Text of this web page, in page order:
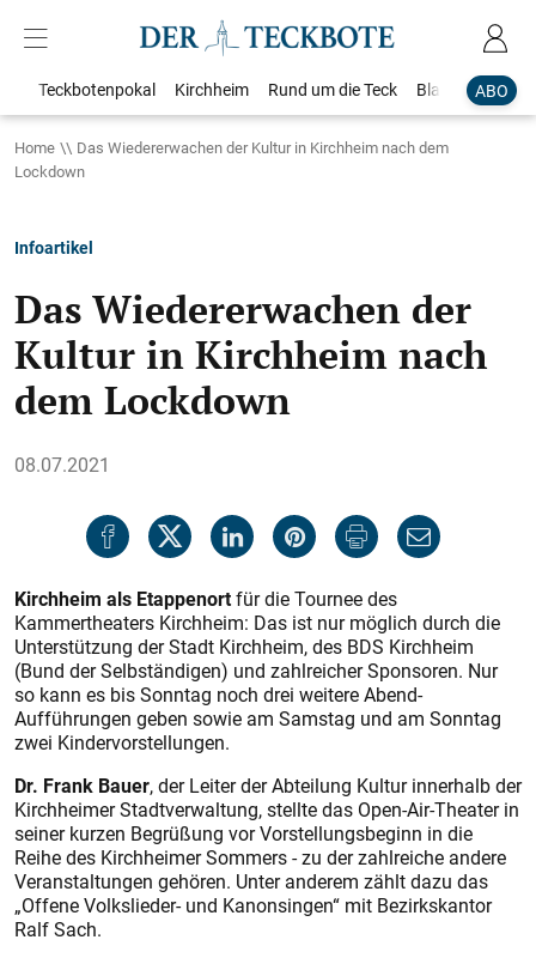
ABO
Teckbotenpokal Kirchheim Rund um die Teck Blaulicht
Home
Das Wiedererwachen der Kultur in Kirchheim nach dem
Lockdown
Infoartikel
Das Wiedererwachen der
Kultur in Kirchheim nach
dem Lockdown
08.07.2021
Kirchheim als Etappenortfür die Tournee des
Kammertheaters Kirchheim: Das ist nur möglich durch die
Unterstützung der Stadt Kirchheim, des BDS Kirchheim
(Bund der Selbständigen) und zahlreicher Sponsoren. Nur
so kann es bis Sonntag noch drei weitere Abend-
Aufführungen geben sowie am Samstag und am Sonntag
zwei Kindervorstellungen.
Dr. Frank Bauer, der Leiter der Abteilung Kultur innerhalb der
Kirchheimer Stadtverwaltung, stellte das Open-Air-Theater in
seiner kurzen Begrüßung vor Vorstellungsbeginn in die
Reihe des Kirchheimer Sommers - zu der zahlreiche andere
Veranstaltungen gehören. Unter anderem zählt dazu das
„Offene Volkslieder- und Kanonsingen“ mit Bezirkskantor
Ralf Sach.